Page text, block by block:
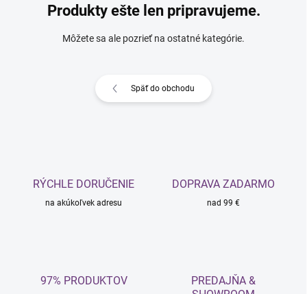
Produkty ešte len pripravujeme.
Môžete sa ale pozrieť na ostatné kategórie.
Späť do obchodu
RÝCHLE DORUČENIE
na akúkoľvek adresu
DOPRAVA ZADARMO
nad 99 €
97% PRODUKTOV
PREDAJŇA &